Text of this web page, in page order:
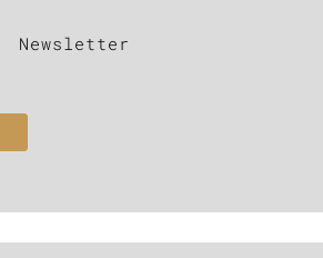
Newsletter